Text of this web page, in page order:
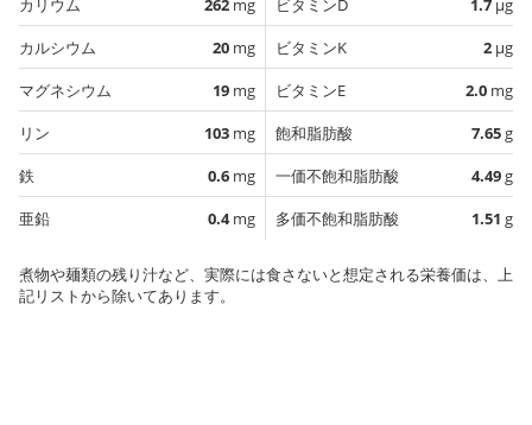
カリウム
262 mg
カルシウム
20 mg
マグネシウム
19 mg
リン
103 mg
鉄
0.6 mg
亜鉛
0.4mg
ビタミンD
1.7 µg
ビタミンK
2 µg
ビタミンE
2.0 mg
飽和脂肪酸
7.65g
一価不飽和脂肪酸
4.49g
多価不飽和脂肪酸
1.51 g
煮物や麺類の残り汁など、実際には食さないと想定される栄養価は、上
記リストから除いてあります。